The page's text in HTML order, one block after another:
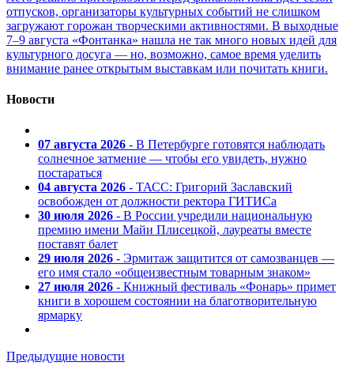
отпусков, организаторы культурных событий не слишком
загружают горожан творческими активностями. В выходные
7–9 августа «Фонтанка» нашла не так много новых идей для
культурного досуга — но, возможно, самое время уделить
внимание ранее открытым выставкам или почитать книги.
Новости
07 августа 2026 - В Петербурге готовятся наблюдать
солнечное затмение — чтобы его увидеть, нужно
постараться
04 августа 2026 - ТАСС: Григорий Заславский
освобожден от должности ректора ГИТИСа
30 июля 2026 - В России учредили национальную
премию имени Майи Плисецкой, лауреаты вместе
поставят балет
29 июля 2026 - Эрмитаж защитится от самозванцев —
его имя стало «общеизвестным товарным знаком»
27 июля 2026 - Книжный фестиваль «Фонарь» примет
книги в хорошем состоянии на благотворительную
ярмарку
Предыдущие новости